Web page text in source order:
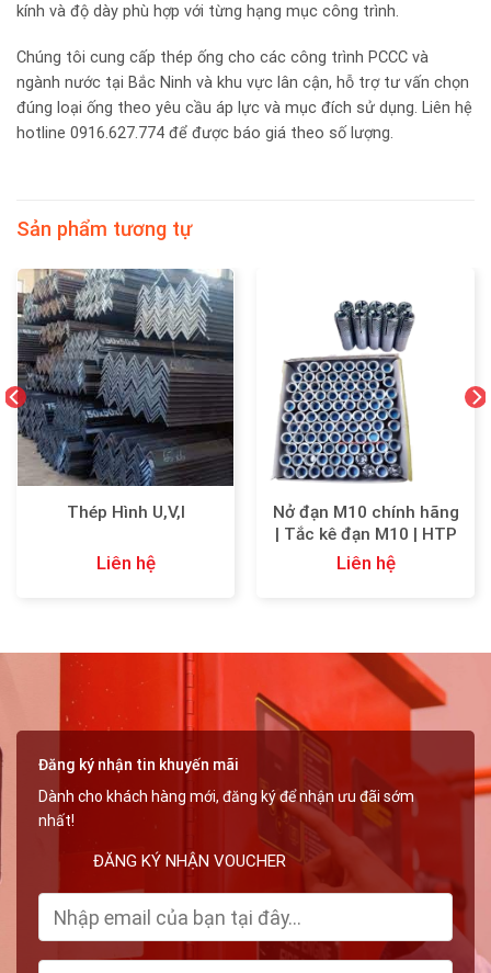
kính và độ dày phù hợp với từng hạng mục công trình.
Chúng tôi cung cấp thép ống cho các công trình PCCC và
ngành nước tại Bắc Ninh và khu vực lân cận, hỗ trợ tư vấn chọn
đúng loại ống theo yêu cầu áp lực và mục đích sử dụng. Liên hệ
hotline 0916.627.774 để được báo giá theo số lượng.
Sản phẩm tương tự
Thép Hình U,V,I
Liên hệ
Nở đạn M10 chính hãng
| Tắc kê đạn M10 | HTP
Thiên An
Liên hệ
Đăng ký nhận tin khuyến mãi
Dành cho khách hàng mới, đăng ký để nhận ưu đãi sớm
nhất!
ĐĂNG KÝ NHẬN VOUCHER